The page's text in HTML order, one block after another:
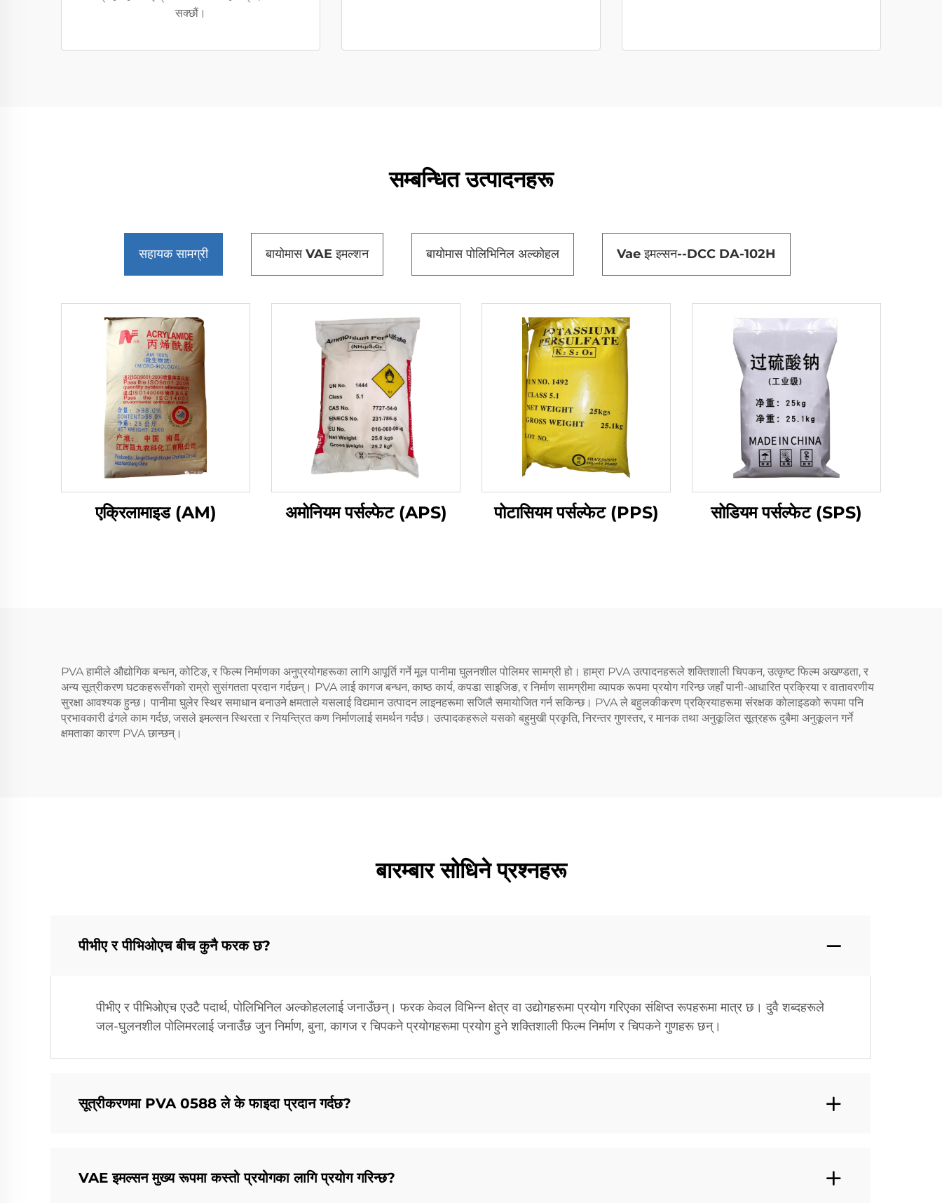
सक्छौं।
सम्बन्धित उत्पादनहरू
सहायक सामग्री बायोमास VAE इमल्शन बायोमास पोलिभिनिल अल्कोहल Vae इमल्सन--DCC DA-102H
एक्रिलामाइड (AM) अमोनियम पर्सल्फेट (APS) पोटासियम पर्सल्फेट (PPS) सोडियम पर्सल्फेट (SPS)
PVA हामीले औद्योगिक बन्धन, कोटिङ, र फिल्म निर्माणका अनुप्रयोगहरूका लागि आपूर्ति गर्ने मूल पानीमा घुलनशील पोलिमर सामग्री हो। हाम्रा PVA उत्पादनहरूले शक्तिशाली चिपकन, उत्कृष्ट फिल्म अखण्डता, र
अन्य सूत्रीकरण घटकहरूसँगको राम्रो सुसंगतता प्रदान गर्दछन्। PVA लाई कागज बन्धन, काष्ठ कार्य, कपडा साइजिङ, र निर्माण सामग्रीमा व्यापक रूपमा प्रयोग गरिन्छ जहाँ पानी-आधारित प्रक्रिया र वातावरणीय
सुरक्षा आवश्यक हुन्छ। पानीमा घुलेर स्थिर समाधान बनाउने क्षमताले यसलाई विद्यमान उत्पादन लाइनहरूमा सजिलै समायोजित गर्न सकिन्छ। PVA ले बहुलकीकरण प्रक्रियाहरूमा संरक्षक कोलाइडको रूपमा पनि
प्रभावकारी ढंगले काम गर्दछ, जसले इमल्सन स्थिरता र नियन्त्रित कण निर्माणलाई समर्थन गर्दछ। उत्पादकहरूले यसको बहुमुखी प्रकृति, निरन्तर गुणस्तर, र मानक तथा अनुकूलित सूत्रहरू दुबैमा अनुकूलन गर्ने
क्षमताका कारण PVA छान्छन्।
बारम्बार सोधिने प्रश्नहरू
पीभीए र पीभिओएच बीच कुनै फरक छ?
पीभीए र पीभिओएच एउटै पदार्थ, पोलिभिनिल अल्कोहललाई जनाउँछन्। फरक केवल विभिन्न क्षेत्र वा उद्योगहरूमा प्रयोग गरिएका संक्षिप्त रूपहरूमा मात्र छ। दुवै शब्दहरूले
जल-घुलनशील पोलिमरलाई जनाउँछ जुन निर्माण, बुना, कागज र चिपकने प्रयोगहरूमा प्रयोग हुने शक्तिशाली फिल्म निर्माण र चिपकने गुणहरू छन्।
सूत्रीकरणमा PVA 0588 ले के फाइदा प्रदान गर्दछ?
VAE इमल्सन मुख्य रूपमा कस्तो प्रयोगका लागि प्रयोग गरिन्छ?